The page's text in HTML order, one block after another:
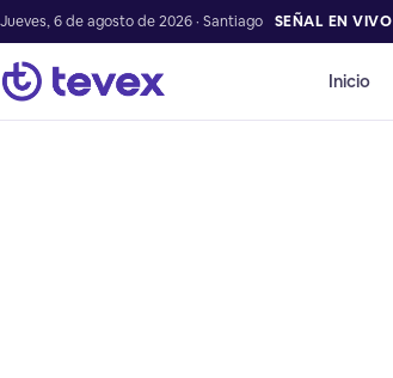
Jueves, 6 de agosto de 2026 · Santiago SEÑAL EN VIVO
Inicio